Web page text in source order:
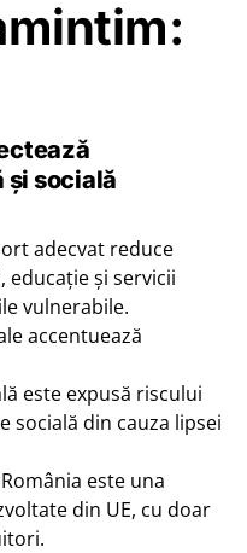
și socială
adecvat reduce
și servicii
vulnerabile.
accentuează
este expusă riscului
socială din cauza lipsei
este una
din UE, cu doar